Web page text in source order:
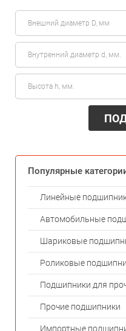
Популярные
Линейные
Автомобильные
Шариковые
Роликовые
Подшипники для
Прочие подшипники
Импортные